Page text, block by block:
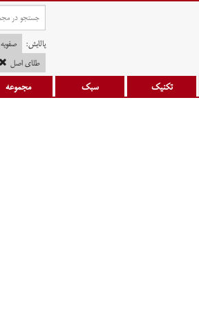
پالایش: صفویه
طلای اصل
تکنیک سبک مجموعه